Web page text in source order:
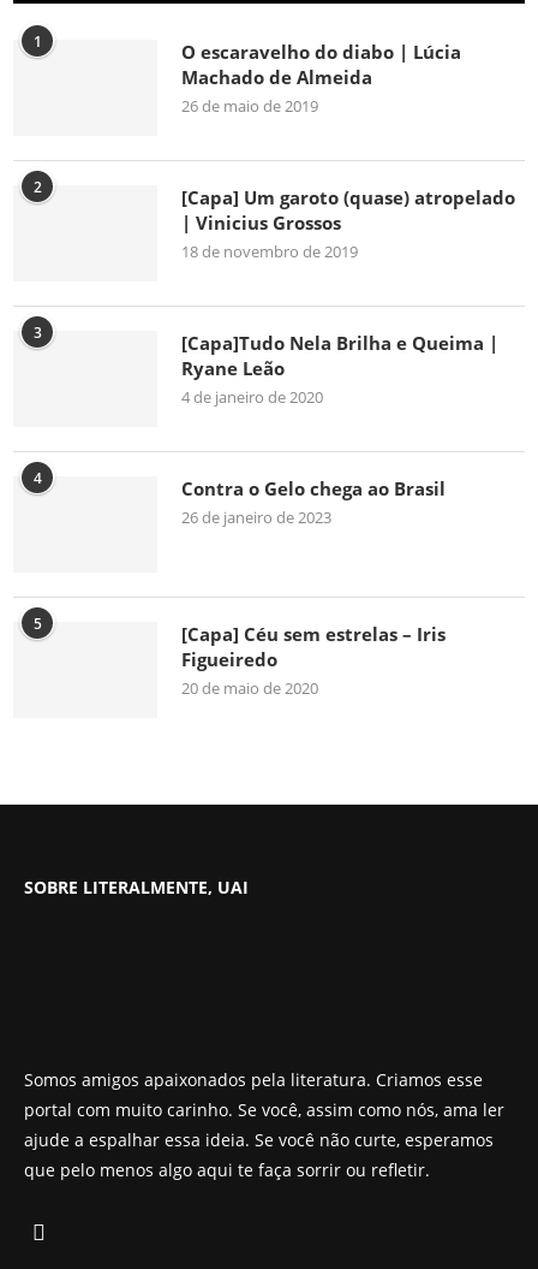
1
O escaravelho do diabo | Lúcia
Machado de Almeida
26 de maio de 2019
2
[Capa] Um garoto (quase) atropelado
| Vinicius Grossos
18 de novembro de 2019
3
[Capa]Tudo Nela Brilha e Queima |
Ryane Leão
4 de janeiro de 2020
4 Contra o Gelo chega ao Brasil
26 de janeiro de 2023
5
[Capa] Céu sem estrelas – Iris
Figueiredo
20 de maio de 2020
SOBRE LITERALMENTE, UAI
Somos amigos apaixonados pela literatura. Criamos esse
portal com muito carinho. Se você, assim como nós, ama ler
ajude a espalhar essa ideia. Se você não curte, esperamos
que pelo menos algo aqui te faça sorrir ou refletir.